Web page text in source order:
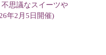
不思議なスイーツや
年2月5日開催)